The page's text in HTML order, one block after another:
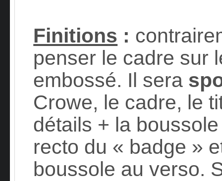
Finitions :
penser le cadre sur
embossé. Il sera
Crowe, le cadre, le
détails + la
recto du « badge »
boussole au verso.